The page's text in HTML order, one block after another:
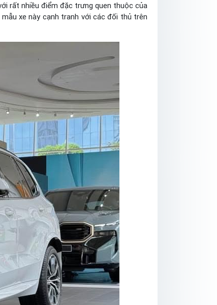
rất nhiều điểm đặc trưng quen thuộc của
xe này cạnh tranh với các đối thủ trên